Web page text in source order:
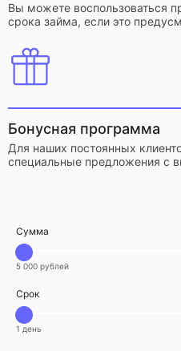
Вы можете воспользоваться
срока займа, если это
Бонусная программа
Для наших постоянных
специальные предложения с
Сумма
5 000 рублей
Срок
1 день